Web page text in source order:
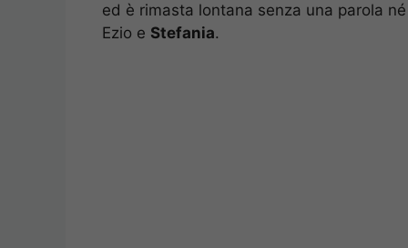
ed è rimasta lontana senza una parola
Ezio e Stefania.